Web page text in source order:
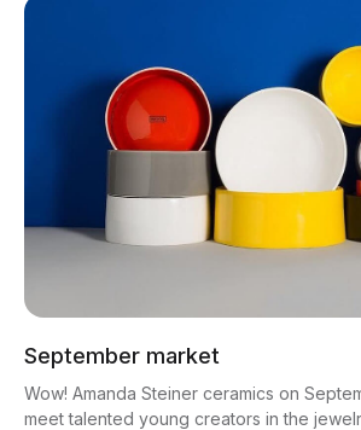
September market
Wow! Amanda Steiner ceramics on
meet talented young creators in the
Для постоянных клиентов доступны
накопительные скидки и специальные
предложения на комплексные
программы.
Подробнее
Чем чаще вы проходите исследования
- тем выгоднее каждый следующий
визит.